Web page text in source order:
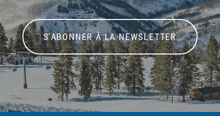
S'ABONNER À LA NEWSLETTER